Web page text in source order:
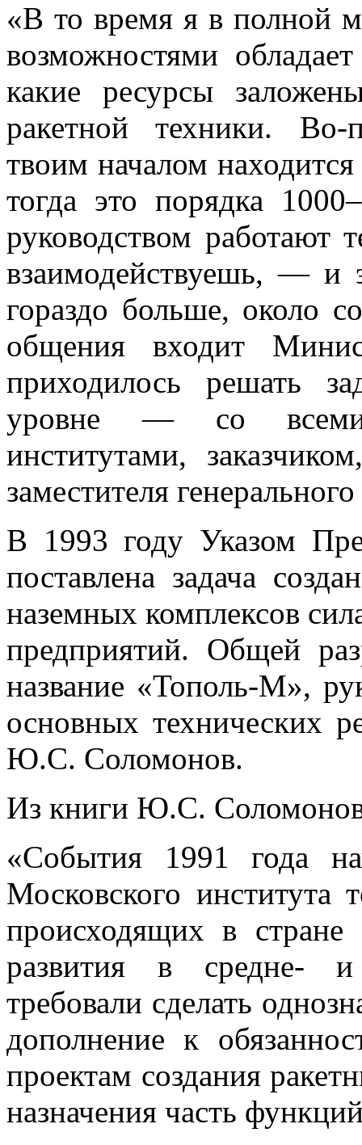
«В то время я в полной
возможностями
какие ресурсы
ракетной техники. Во-
твоим началом
тогда это порядка
руководством работают
взаимодействуешь, — и
гораздо больше, около
общения входит
приходилось решать
уровне — со всеми
институтами,
заместителя
В 1993 году Указом
поставлена задача
наземных комплексов
предприятий. Общей
название «Тополь-М»,
основных технических
Ю.С. Соломонов.
Из книги Ю.С.
«События 1991 года
Московского института
происходящих в стране
развития в средне- и
требовали сделать
дополнение к
проектам создания
назначения часть